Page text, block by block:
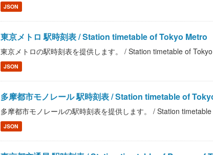
JSON
東京メトロ 駅時刻表 / Station timetable of Tokyo Metro
東京メトロの駅時刻表を提供します。 / Station timetable of
JSON
多摩都市モノレール 駅時刻表 / Station timetable of
多摩都市モノレールの駅時刻表を提供します。 / Station
JSON